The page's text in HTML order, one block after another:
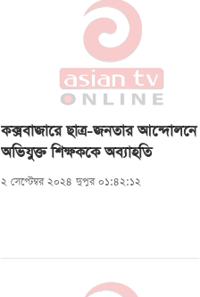
কক্সবাজারে ছাত্র-জনতার আন্দোলনে
অভিযুক্ত শিক্ষককে অব্যাহতি
২ সেপ্টেম্বর ২০২৪ দুপুর ০১:৪২:১২